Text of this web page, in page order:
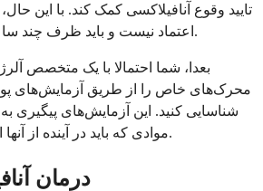
تایید وقوع آنافیلاکسی کمک کند. با این
اعتماد نیست و باید ظرف چند ساعت از واکنش انجام شود.
بعدا، شما احتمالا با یک متخصص
محرک‌های خاص را از طریق آزمایش‌های
شناسایی کنید. این آزمایش‌های پیگیری
موادی که باید در آینده از آنها اجتناب کنید، کمک می‌کند.
درمان